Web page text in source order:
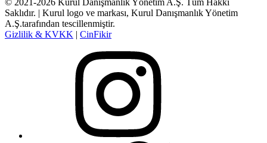
© 2021-2026 Kurul Danışmanlık Yönetim A.Ş. Tüm Hakkı
Saklıdır. | Kurul logo ve markası, Kurul Danışmanlık Yönetim
A.Ş.tarafından tescillenmiştir.
Gizlilik & KVKK | CinFikir